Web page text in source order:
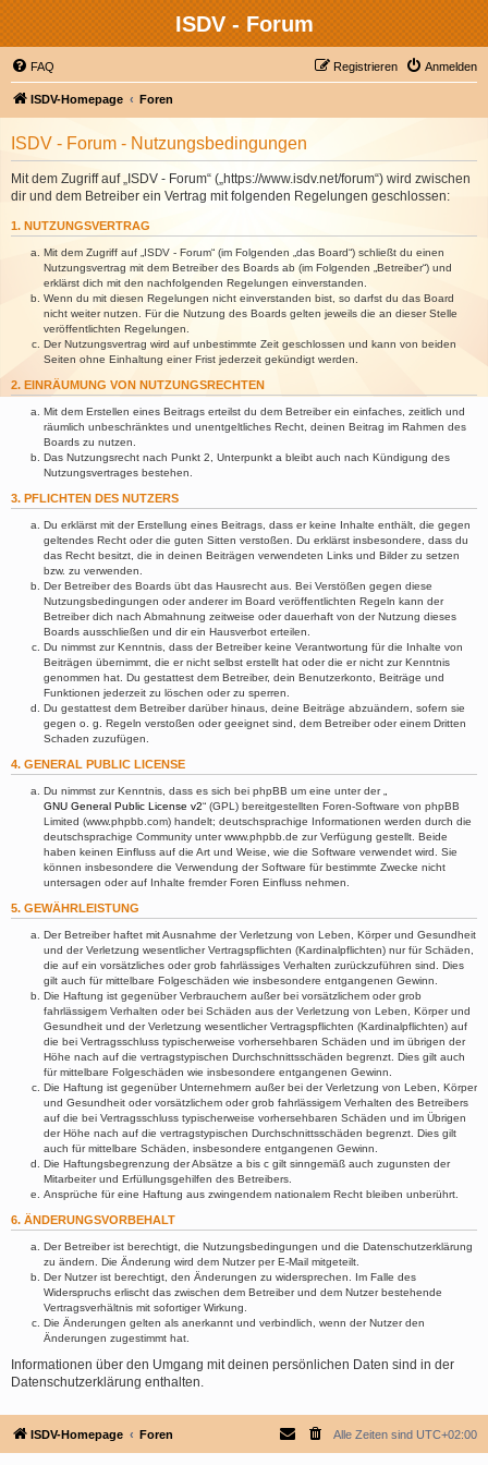
ISDV - Forum
FAQ Anmelden
Registrieren
ISDV-Homepage Foren
ISDV - Forum - Nutzungsbedingungen
Mit dem Zugriff auf „ISDV - Forum“ („https://www.isdv.net/forum“) wird zwischen
dir und dem Betreiber ein Vertrag mit folgenden Regelungen geschlossen:
1. NUTZUNGSVERTRAG
Mit dem Zugriff auf „ISDV - Forum“ (im Folgenden „das Board“) schließt du einen
Nutzungsvertrag mit dem Betreiber des Boards ab (im Folgenden „Betreiber“) und
erklärst dich mit den nachfolgenden Regelungen einverstanden.
Wenn du mit diesen Regelungen nicht einverstanden bist, so darfst du das Board
nicht weiter nutzen. Für die Nutzung des Boards gelten jeweils die an dieser Stelle
veröffentlichten Regelungen.
Der Nutzungsvertrag wird auf unbestimmte Zeit geschlossen und kann von beiden
Seiten ohne Einhaltung einer Frist jederzeit gekündigt werden.
2. EINRÄUMUNG VON NUTZUNGSRECHTEN
Mit dem Erstellen eines Beitrags erteilst du dem Betreiber ein einfaches, zeitlich und
räumlich unbeschränktes und unentgeltliches Recht, deinen Beitrag im Rahmen des
Boards zu nutzen.
Das Nutzungsrecht nach Punkt 2, Unterpunkt a bleibt auch nach Kündigung des
Nutzungsvertrages bestehen.
3. PFLICHTEN DES NUTZERS
Du erklärst mit der Erstellung eines Beitrags, dass er keine Inhalte enthält, die gegen
geltendes Recht oder die guten Sitten verstoßen. Du erklärst insbesondere, dass du
das Recht besitzt, die in deinen Beiträgen verwendeten Links und Bilder zu setzen
bzw. zu verwenden.
Der Betreiber des Boards übt das Hausrecht aus. Bei Verstößen gegen diese
Nutzungsbedingungen oder anderer im Board veröffentlichten Regeln kann der
Betreiber dich nach Abmahnung zeitweise oder dauerhaft von der Nutzung dieses
Boards ausschließen und dir ein Hausverbot erteilen.
Du nimmst zur Kenntnis, dass der Betreiber keine Verantwortung für die Inhalte von
Beiträgen übernimmt, die er nicht selbst erstellt hat oder die er nicht zur Kenntnis
genommen hat. Du gestattest dem Betreiber, dein Benutzerkonto, Beiträge und
Funktionen jederzeit zu löschen oder zu sperren.
Du gestattest dem Betreiber darüber hinaus, deine Beiträge abzuändern, sofern sie
gegen o. g. Regeln verstoßen oder geeignet sind, dem Betreiber oder einem Dritten
Schaden zuzufügen.
4. GENERAL PUBLIC LICENSE
Du nimmst zur Kenntnis, dass es sich bei phpBB um eine unter der „
GNU General Public License v2“ (GPL) bereitgestellten Foren-Software von phpBB
Limited (www.phpbb.com) handelt; deutschsprachige Informationen werden durch die
deutschsprachige Community unter www.phpbb.de zur Verfügung gestellt. Beide
haben keinen Einfluss auf die Art und Weise, wie die Software verwendet wird. Sie
können insbesondere die Verwendung der Software für bestimmte Zwecke nicht
untersagen oder auf Inhalte fremder Foren Einfluss nehmen.
5. GEWÄHRLEISTUNG
Der Betreiber haftet mit Ausnahme der Verletzung von Leben, Körper und Gesundheit
und der Verletzung wesentlicher Vertragspflichten (Kardinalpflichten) nur für Schäden,
die auf ein vorsätzliches oder grob fahrlässiges Verhalten zurückzuführen sind. Dies
gilt auch für mittelbare Folgeschäden wie insbesondere entgangenen Gewinn.
Die Haftung ist gegenüber Verbrauchern außer bei vorsätzlichem oder grob
fahrlässigem Verhalten oder bei Schäden aus der Verletzung von Leben, Körper und
Gesundheit und der Verletzung wesentlicher Vertragspflichten (Kardinalpflichten) auf
die bei Vertragsschluss typischerweise vorhersehbaren Schäden und im übrigen der
Höhe nach auf die vertragstypischen Durchschnittsschäden begrenzt. Dies gilt auch
für mittelbare Folgeschäden wie insbesondere entgangenen Gewinn.
Die Haftung ist gegenüber Unternehmern außer bei der Verletzung von Leben, Körper
und Gesundheit oder vorsätzlichem oder grob fahrlässigem Verhalten des Betreibers
auf die bei Vertragsschluss typischerweise vorhersehbaren Schäden und im Übrigen
der Höhe nach auf die vertragstypischen Durchschnittsschäden begrenzt. Dies gilt
auch für mittelbare Schäden, insbesondere entgangenen Gewinn.
Die Haftungsbegrenzung der Absätze a bis c gilt sinngemäß auch zugunsten der
Mitarbeiter und Erfüllungsgehilfen des Betreibers.
Ansprüche für eine Haftung aus zwingendem nationalem Recht bleiben unberührt.
6. ÄNDERUNGSVORBEHALT
Der Betreiber ist berechtigt, die Nutzungsbedingungen und die Datenschutzerklärung
zu ändern. Die Änderung wird dem Nutzer per E-Mail mitgeteilt.
Der Nutzer ist berechtigt, den Änderungen zu widersprechen. Im Falle des
Widerspruchs erlischt das zwischen dem Betreiber und dem Nutzer bestehende
Vertragsverhältnis mit sofortiger Wirkung.
Die Änderungen gelten als anerkannt und verbindlich, wenn der Nutzer den
Änderungen zugestimmt hat.
Informationen über den Umgang mit deinen persönlichen Daten sind in der
Datenschutzerklärung enthalten.
ISDV-Homepage Foren Alle Zeiten sind UTC+02:00